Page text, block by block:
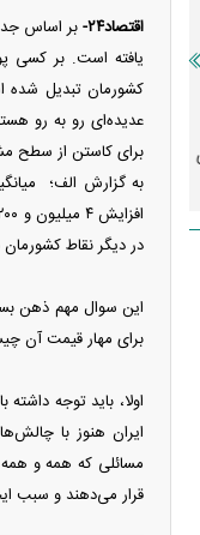
اقتصاد۲۴-
یافته است. بر کسی
کشورمان تبدیل شده
عدیده‌ای رو به رو
برای کاستن از سطح
در دیگر نقاط
این سوال مهم ذهن
برای مهار قیمت آن
اولا، باید توجه
ایران هنوز با
مسائلی که همه و همه
قرار می‌دهند و سبب
میلی‌آمپرساعتی